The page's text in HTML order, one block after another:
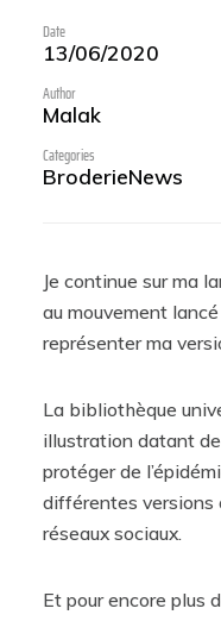
Date
13/06/2020
Author
Malak
Categories
BroderieNews
Je continue sur ma
au mouvement
représenter ma
La bibliothèque
illustration datant
protéger de
différentes versions
réseaux sociaux.
Et pour encore plus